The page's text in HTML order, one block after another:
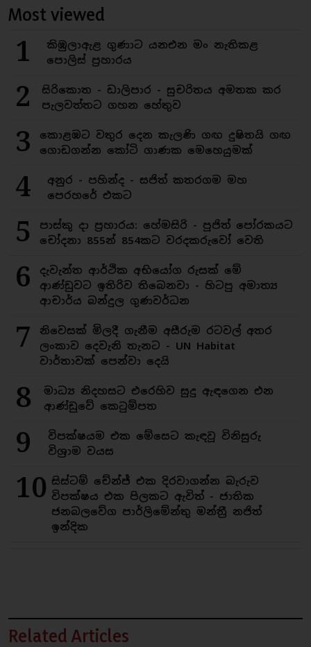
Most viewed
1
කිඹුලාඇළ ගුණාට යනඑන මං නැතිකළ
පොලිස් ප්‍රහාරය
2
සිරිකොත - ඩාලිපාර - සුචරිතය අමතක කර
පැලවත්තට ගහන හේතුව
3
කොළඹට වතුර දෙන කැලණි ගඟ දුෂිතයි ගඟ
ගොඩගන්න කෝටි ගාණක මෙහෙයුමක්
4
අනුර - පහින්ද - සජිත් කතරගම මහ
පෙරහරේ එකට
5
පාස්කු දා ප්‍රහාරය: හේමසිරි - පූජිත් පෝරකයට
චෝදනා 855න් 854කට වරදකරුවෝ වෙති
6
දැවැන්ත ආර්ථික අභියෝග රුසක් මේ
ආණ්ඩුවට ඉතිරිව තිබෙනවා - හිටපු අමාත්‍ය
ආචාර්ය බන්දුල ගුණවර්ධන
7
නිවෙසක් මිලදී ගැනීම අසීරුම රටවල් අතර
ලංකාව දෙවැනි තැනට - UN Habitat
වාර්තාවක් පෙන්වා දෙයි
8
මාධ්‍ය නිදහසට එරෙහිව සුදු ඇඳගෙන එන
ආණ්ඩුවේ කෙටුම්පත
9
විපක්ෂයම එක මේසෙට කැඳවූ විනිසුරු
විශ්‍රාම වයස
10 සිස්ටම් චේන්ජ් එක දිරවාගන්න බැරුව
විපක්ෂය එක පිලකට ඇවිත් - ජාතික
ජනබලවේග පාර්ලිමේන්තු මන්ත්‍රී නජිත්
ඉන්දික
Related Articles